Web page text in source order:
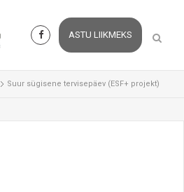
ASTU LIIKMEKS
Suur sügisene tervisepäev (ESF+ projekt)